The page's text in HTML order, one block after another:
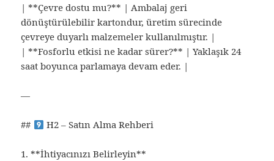
| **Çevre dostu mu?** | Ambalaj geri
dönüştürülebilir kartondur, üretim sürecinde
çevreye duyarlı malzemeler kullanılmıştır. |
| **Fosforlu etkisi ne kadar sürer?** | Yaklaşık 24
saat boyunca parlamaya devam eder. |
—
## H2 – Satın Alma Rehberi
1. **İhtiyacınızı Belirleyin**